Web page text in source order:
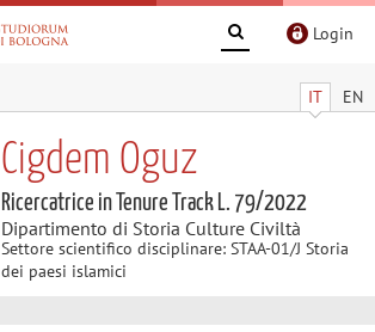
Login
IT EN
Cigdem Oguz
Ricercatrice in Tenure Track L. 79/2022
Dipartimento di Storia Culture Civiltà
Settore scientifico disciplinare: STAA-01/J Storia
dei paesi islamici